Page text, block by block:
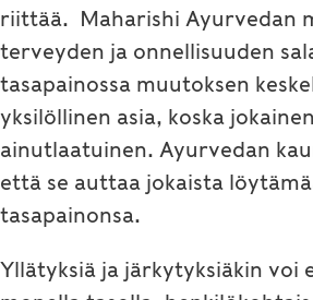
riittää. Maharishi Ayurvedan
terveyden ja onnellisuuden
tasapainossa muutoksen
yksilöllinen asia, koska
ainutlaatuinen. Ayurvedan
että se auttaa jokaista
tasapainonsa.
Yllätyksiä ja järkytyksiäkin voi